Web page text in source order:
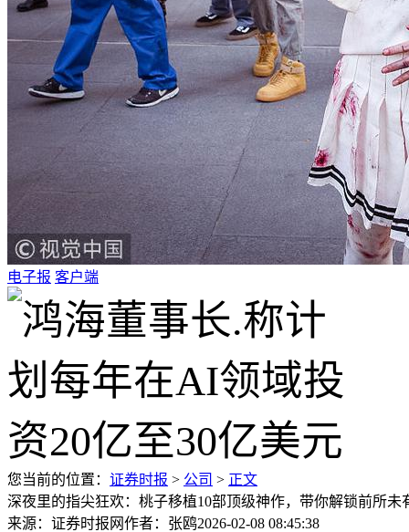
电子报 客户端
您当前的位置： 证券时报 > 公司 > 正文
深夜里的指尖狂欢：桃子移植10部顶级神作，带你解锁前所未
来源：证券时报网作者：张鸥2026-02-08 08:45:38